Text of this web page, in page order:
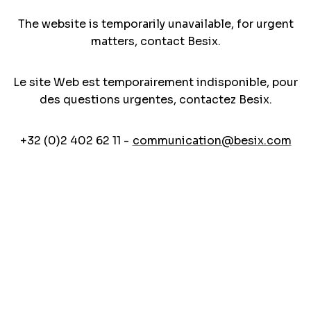
The website is temporarily unavailable, for urgent
matters, contact Besix.
Le site Web est temporairement indisponible, pour
des questions urgentes, contactez Besix.
+32 (0)2 402 62 11 - communication@besix.com